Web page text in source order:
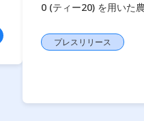
0 (ティー20) を用いた
て、ドローンによる防
プレスリリース